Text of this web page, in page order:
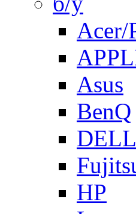
Acer/
Asus
BenQ
DELL
HP